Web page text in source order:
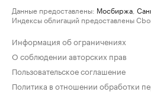
Данные предоставлены: Мосбиржа
Индексы облигаций предоставлены
Информация об ограничениях
О соблюдении авторских прав
Пользовательское соглашение
Политика в отношении обработки